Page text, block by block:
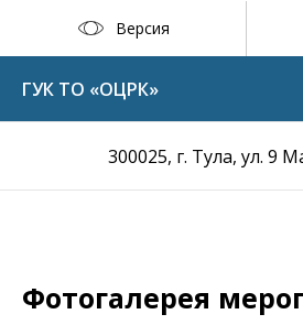
Версия
300025, г. Тула, ул. 9
ГУК ТО «ОЦРК»
Фотогалерея